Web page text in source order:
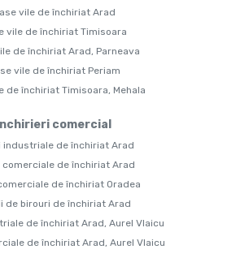
vile de închiriat Arad
vile de închiriat Timisoara
de închiriat Arad, Parneava
vile de închiriat Periam
de închiriat Timisoara, Mehala
Închirieri comercial
industriale de închiriat Arad
comerciale de închiriat Arad
de închiriat Oradea
de birouri de închiriat Arad
de închiriat Arad, Aurel Vlaicu
de închiriat Arad, Aurel Vlaicu